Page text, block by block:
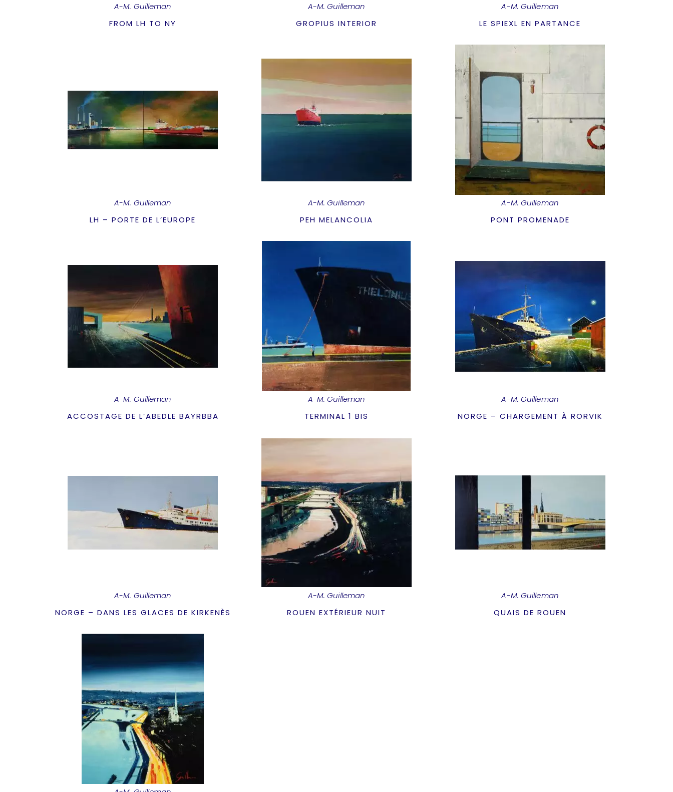
A-M. Guilleman
FROM LH TO NY
A-M. Guilleman
GROPIUS INTERIOR
A-M. Guilleman
LE SPIEXL EN PARTANCE
A-M. Guilleman
LH – PORTE DE L’EUROPE
A-M. Guilleman
PEH MELANCOLIA
A-M. Guilleman
PONT PROMENADE
A-M. Guilleman
ACCOSTAGE DE L’ABEDLE BAYRBBA
A-M. Guilleman
TERMINAL 1 BIS
A-M. Guilleman
NORGE – CHARGEMENT À RORVIK
A-M. Guilleman
NORGE – DANS LES GLACES DE KIRKENÈS
A-M. Guilleman
ROUEN EXTÉRIEUR NUIT
A-M. Guilleman
QUAIS DE ROUEN